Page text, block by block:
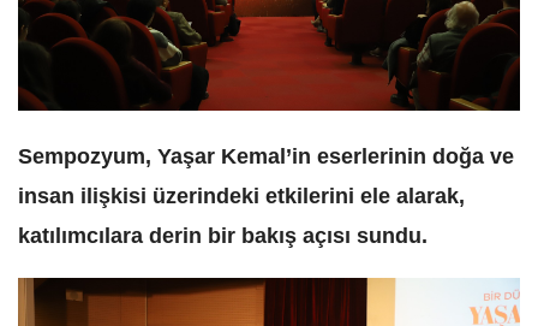
Sempozyum, Yaşar Kemal’in eserlerinin doğa ve
insan ilişkisi üzerindeki etkilerini ele alarak,
katılımcılara derin bir bakış açısı sundu.